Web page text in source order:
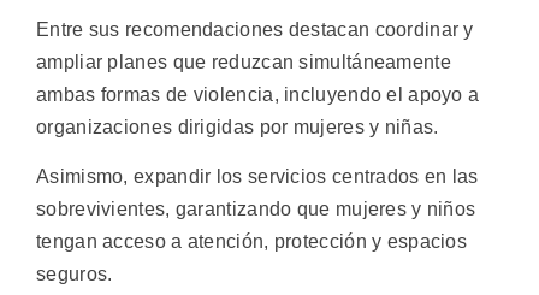
Entre sus recomendaciones destacan coordinar y
ampliar planes que reduzcan simultáneamente
ambas formas de violencia, incluyendo el apoyo a
organizaciones dirigidas por mujeres y niñas.
Asimismo, expandir los servicios centrados en las
sobrevivientes, garantizando que mujeres y niños
tengan acceso a atención, protección y espacios
seguros.